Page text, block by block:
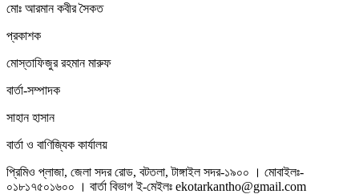
মোঃ আরমান কবীর সৈকত
প্রকাশক
মোস্তাফিজুর রহমান মারুফ
বার্তা-সম্পাদক
সাহান হাসান
বার্তা ও বাণিজ্যিক কার্যালয়
প্রিমিও প্লাজা, জেলা সদর রোড, বটতলা, টাঙ্গাইল সদর-১৯০০ । মোবাইলঃ-
০১৮১৭৫০১৬০০ । বার্তা বিভাগ ই-মেইলঃ ekotarkantho@gmail.com